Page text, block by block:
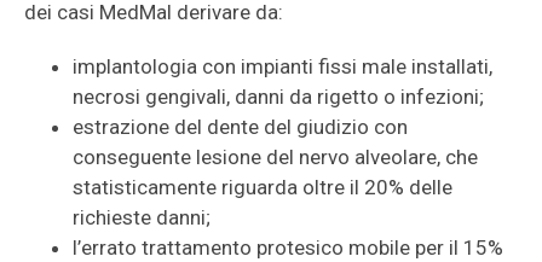
dei casi MedMal derivare da:
implantologia con impianti fissi male installati,
necrosi gengivali, danni da rigetto o infezioni;
estrazione del dente del giudizio con
conseguente lesione del nervo alveolare, che
statisticamente riguarda oltre il 20% delle
richieste danni;
l’errato trattamento protesico mobile per il 15%